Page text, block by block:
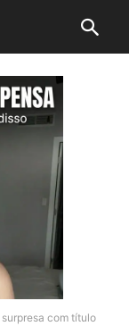
com título